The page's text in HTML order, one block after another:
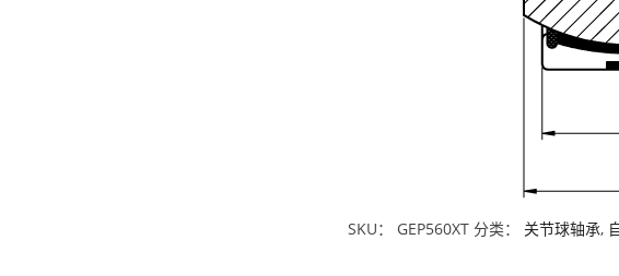
SKU： GEP560XT 分类： 关节球轴承,